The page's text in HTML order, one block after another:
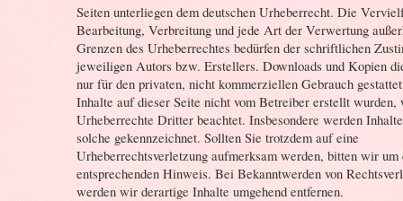
Seiten unterliegen dem deutschen Urheberrecht. Die
Bearbeitung, Verbreitung und jede Art der Verwertung
Grenzen des Urheberrechtes bedürfen der schriftlichen
jeweiligen Autors bzw. Erstellers. Downloads und Kopien
nur für den privaten, nicht kommerziellen Gebrauch
Inhalte auf dieser Seite nicht vom Betreiber erstellt wurden,
Urheberrechte Dritter beachtet. Insbesondere werden
solche gekennzeichnet. Sollten Sie trotzdem auf eine
Urheberrechtsverletzung aufmerksam werden, bitten wir um
entsprechenden Hinweis. Bei Bekanntwerden von
werden wir derartige Inhalte umgehend entfernen.